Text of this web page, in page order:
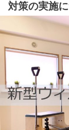
対策の実施